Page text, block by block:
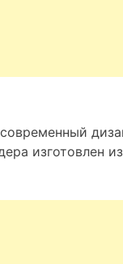
изготовлен